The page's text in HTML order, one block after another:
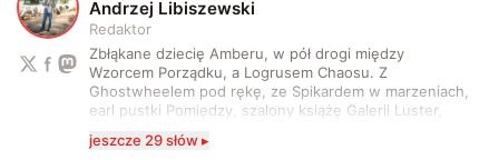
A Andrzej Libiszewski
Redaktor
Zbłąkane dziecię Amberu, w pół drogi między
Wzorcem Porządku, a Logrusem Chaosu. Z
Ghostwheelem pod rękę, ze Spikardem w marzeniach,
earl pustki Pomiędzy, szalony książę Galerii Luster,
serio? Pisaniem o szeroko pojętej technice o zajmuję
jeszcze 29 słów ▸